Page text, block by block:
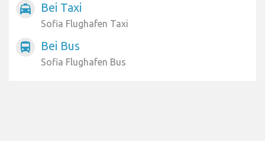
local_taxi Bei Taxi
Sofia Flughafen Taxi
directions_bus Bei Bus
Sofia Flughafen Bus